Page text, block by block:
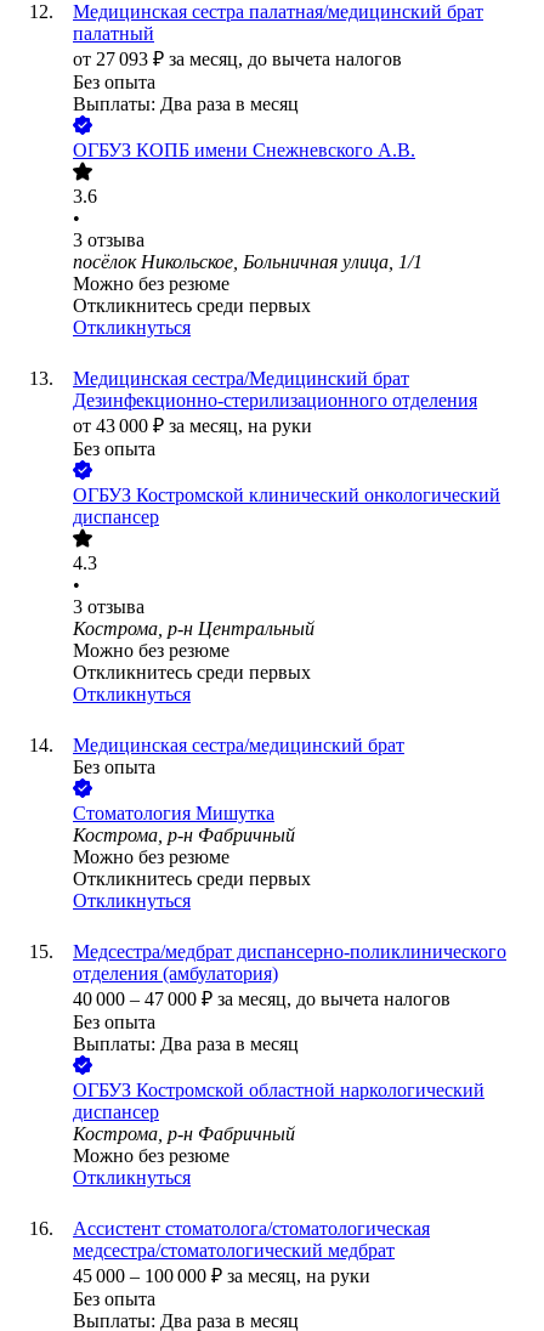
Медицинская сестра палатная/медицинский брат
палатный
от 27 093 ₽ за месяц, до вычета налогов
Без опыта
Выплаты: Два раза в месяц
ОГБУЗ КОПБ имени Снежневского А.В.
3.6
•
3 отзыва
посёлок Никольское, Больничная улица, 1/1
Можно без резюме
Откликнитесь среди первых
Откликнуться
Медицинская сестра/Медицинский брат
Дезинфекционно-стерилизационного отделения
от 43 000 ₽ за месяц, на руки
Без опыта
ОГБУЗ Костромской клинический онкологический
диспансер
4.3
•
3 отзыва
Кострома, р-н Центральный
Можно без резюме
Откликнитесь среди первых
Откликнуться
Медицинская сестра/медицинский брат
Без опыта
Стоматология Мишутка
Кострома, р-н Фабричный
Можно без резюме
Откликнитесь среди первых
Откликнуться
Медсестра/медбрат диспансерно-поликлинического
отделения (амбулатория)
40 000 – 47 000 ₽ за месяц, до вычета налогов
Без опыта
Выплаты: Два раза в месяц
ОГБУЗ Костромской областной наркологический
диспансер
Кострома, р-н Фабричный
Можно без резюме
Откликнуться
Ассистент стоматолога/стоматологическая
медсестра/стоматологический медбрат
45 000 – 100 000 ₽ за месяц, на руки
Без опыта
Выплаты: Два раза в месяц